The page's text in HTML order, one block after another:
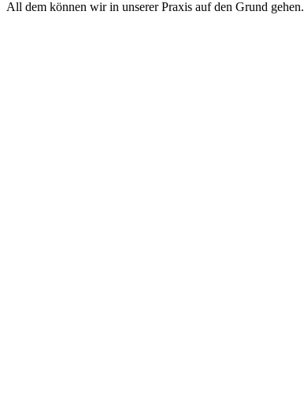
All dem können wir in unserer Praxis auf den Grund gehen.